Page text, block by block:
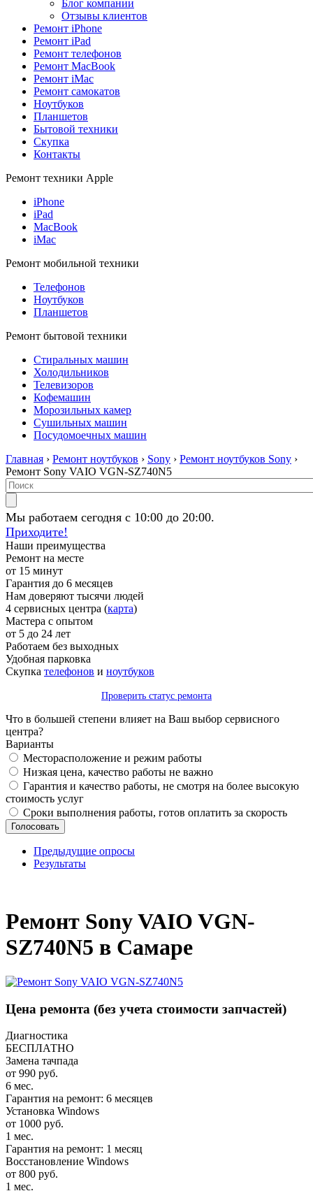
Блог компании
Отзывы клиентов
Ремонт iPhone
Ремонт iPad
Ремонт телефонов
Ремонт MacBook
Ремонт iMac
Ремонт самокатов
Ноутбуков
Планшетов
Бытовой техники
Скупка
Контакты
Ремонт техники Apple
iPhone
iPad
MacBook
iMac
Ремонт мобильной техники
Телефонов
Ноутбуков
Планшетов
Ремонт бытовой техники
Стиральных машин
Холодильников
Телевизоров
Кофемашин
Морозильных камер
Сушильных машин
Посудомоечных машин
Главная › Ремонт ноутбуков › Sony › Ремонт ноутбуков Sony ›
Ремонт Sony VAIO VGN-SZ740N5
Мы работаем сегодня с 10:00 до 20:00.
Приходите!
Наши преимущества
Ремонт на месте
от 15 минут
Гарантия до 6 месяцев
Нам доверяют тысячи людей
4 сервисных центра (карта)
Мастера с опытом
от 5 до 24 лет
Работаем без выходных
Удобная парковка
Скупка телефонов и ноутбуков
Проверить статус ремонта
Что в большей степени влияет на Ваш выбор сервисного
центра?
Варианты
Месторасположение и режим работы
Низкая цена, качество работы не важно
Гарантия и качество работы, не смотря на более высокую
стоимость услуг
Сроки выполнения работы, готов оплатить за скорость
Предыдущие опросы
Результаты
Ремонт Sony VAIO VGN-
SZ740N5 в Самаре
Цена ремонта (без учета стоимости запчастей)
Диагностика
БЕСПЛАТНО
Замена тачпада
от 990 руб.
6 мес.
Гарантия на ремонт: 6 месяцев
Установка Windows
от 1000 руб.
1 мес.
Гарантия на ремонт: 1 месяц
Восстановление Windows
от 800 руб.
1 мес.